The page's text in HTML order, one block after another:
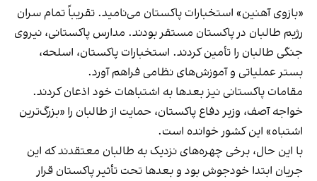
«بازوی آهنین» استخبارات پاکستان می‌نامید. تقریباً تمام سران
رژیم طالبان در پاکستان مستقر بودند. مدارس پاکستانی، نیروی
جنگی طالبان را تأمین کردند. استخبارات پاکستان، اسلحه،
بستر عملیاتی و آموزش‌های نظامی فراهم آورد.
مقامات پاکستانی نیز بعدها به اشتباهات خود اذعان کردند.
خواجه آصف، وزیر دفاع پاکستان، حمایت از طالبان را «بزرگ‌ترین
اشتباه» این کشور خوانده است.
با این حال، برخی چهره‌های نزدیک به طالبان معتقدند که این
جریان ابتدا خودجوش بود و بعدها تحت تأثیر پاکستان قرار